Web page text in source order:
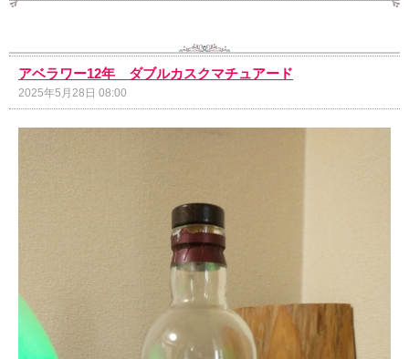
アベラワー12年 ダブルカスクマチュアード
2025年5月28日 08:00